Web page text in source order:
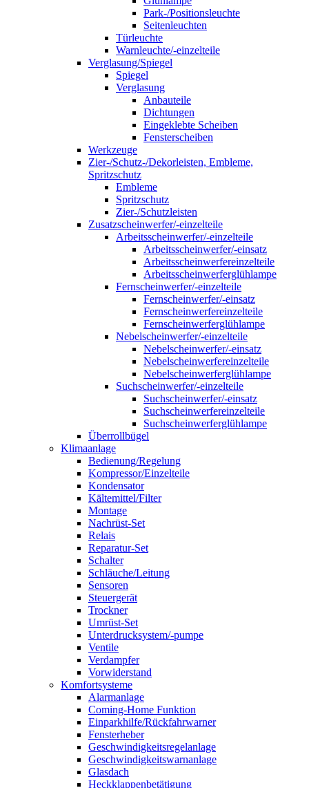
Park-/Positionsleuchte
Seitenleuchten
Türleuchte
Warnleuchte/-einzelteile
Verglasung/Spiegel
Spiegel
Verglasung
Anbauteile
Dichtungen
Eingeklebte Scheiben
Fensterscheiben
Werkzeuge
Zier-/Schutz-/Dekorleisten, Embleme,
Spritzschutz
Embleme
Spritzschutz
Zier-/Schutzleisten
Zusatzscheinwerfer/-einzelteile
Arbeitsscheinwerfer/-einzelteile
Arbeitsscheinwerfer/-einsatz
Arbeitsscheinwerfereinzelteile
Arbeitsscheinwerferglühlampe
Fernscheinwerfer/-einzelteile
Fernscheinwerfer/-einsatz
Fernscheinwerfereinzelteile
Fernscheinwerferglühlampe
Nebelscheinwerfer/-einzelteile
Nebelscheinwerfer/-einsatz
Nebelscheinwerfereinzelteile
Nebelscheinwerferglühlampe
Suchscheinwerfer/-einzelteile
Suchscheinwerfer/-einsatz
Suchscheinwerfereinzelteile
Suchscheinwerferglühlampe
Überrollbügel
Klimaanlage
Bedienung/Regelung
Kompressor/Einzelteile
Kondensator
Kältemittel/Filter
Montage
Nachrüst-Set
Relais
Reparatur-Set
Schalter
Schläuche/Leitung
Sensoren
Steuergerät
Trockner
Umrüst-Set
Unterdrucksystem/-pumpe
Ventile
Verdampfer
Vorwiderstand
Komfortsysteme
Alarmanlage
Coming-Home Funktion
Einparkhilfe/Rückfahrwarner
Fensterheber
Geschwindigkeitsregelanlage
Geschwindigkeitswarnanlage
Glasdach
Heckklappenbetätigung